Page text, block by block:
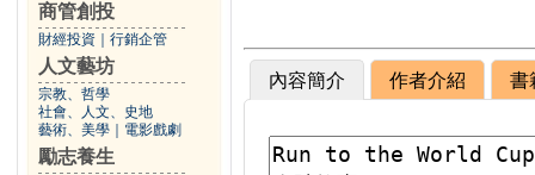
商管創投
財經投資 行銷企管
人文藝坊
宗教、哲學
社會、人文、史地
藝術、美學
電影戲劇
勵志養生
內容簡介 作者介紹 書